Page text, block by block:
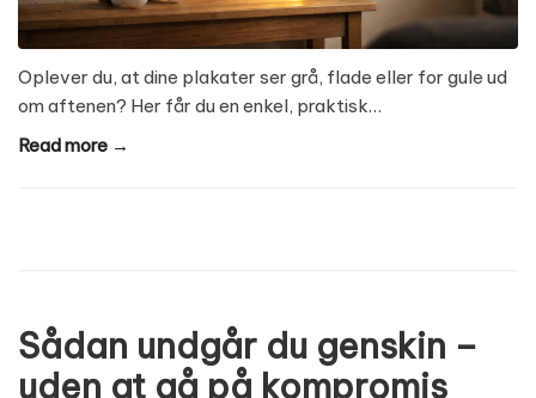
Oplever du, at dine plakater ser grå, flade eller for gule ud
om aftenen? Her får du en enkel, praktisk…
Read more →
Sådan undgår du genskin –
uden at gå på kompromis